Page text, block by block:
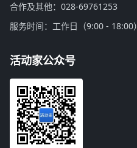
合作及其他：028-69761253
服务时间：工作日（9:00 - 18:00）
活动家公众号